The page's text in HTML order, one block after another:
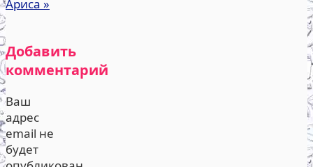
Ариса »
Добавить
комментарий
Ваш
адрес
email не
будет